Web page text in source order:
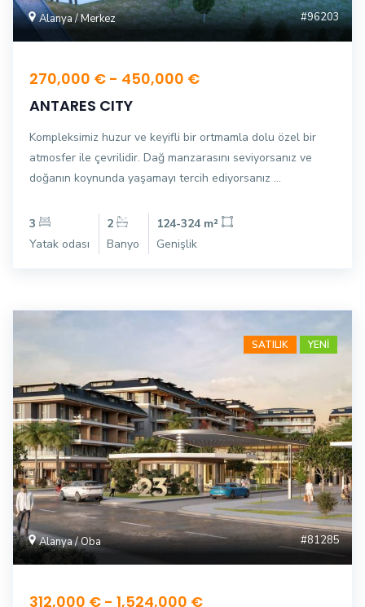
Alanya / Merkez #96203
270,000 € - 450,000 €
ANTARES CITY
Kompleksimiz huzur ve keyifli bir ortmamla dolu özel bir
atmosfer ile çevrilidir. Dağ manzarasını seviyorsanız ve
doğanın koynunda yaşamayı tercih ediyorsanız ...
3
Yatak odası
2
Banyo
124-324 m²
Genişlik
SATILIK YENİ
Alanya / Oba #81285
312,000 € - 1,524,000 €